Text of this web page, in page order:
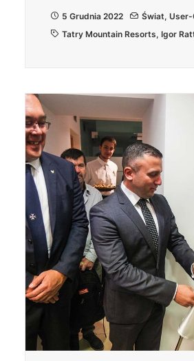
5 Grudnia 2022 Świat, User-
Tatry Mountain Resorts, Igor